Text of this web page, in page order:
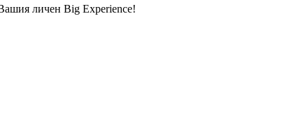
личен Big Experience!